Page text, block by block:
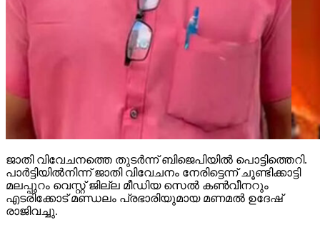
ജാതി വിവേചനത്തെ തുടര്‍ന്ന് ബിജെപിയില്‍ പൊട്ടിത്തെറി.
പാര്‍ട്ടിയില്‍നിന്ന് ജാതി വിവേചനം നേരിട്ടെന്ന് ചൂണ്ടിക്കാട്ടി
മലപ്പുറം വെസ്റ്റ് ജില്ല മീഡിയ സെല്‍ കണ്‍വീനറും
എടരിക്കോട് മണ്ഡലം പ്രഭാരിയുമായ മണമല്‍ ഉദേഷ്
തിരൂര്‍ നഗരസഭയില്‍ ബിജെപി സ്ഥാനാര്‍ഥിയായി
ഉദേഷിനെ പരിഗണിച്ചിരുന്നു. കാലങ്ങളായി ചിലര്‍
സീറ്റുകള്‍ കുത്തകയാക്കി വെച്ചിരിക്കുകയായിരുന്നുവെന്നും
അദ്ദേഹം ആരോപിച്ചു. പാര്‍ട്ടിയില്‍നിന്ന് ജാതി വിവേചനം
നേരിട്ടെന്ന് ഉദേഷ് പറഞ്ഞു. ഉദേഷിനെ